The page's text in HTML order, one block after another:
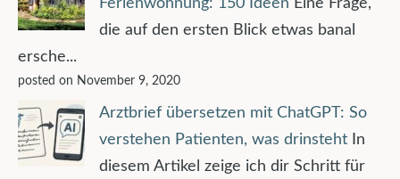
Ferienwohnung: 150 Ideen Eine Frage,
die auf den ersten Blick etwas banal
ersche...
posted on November 9, 2020
Arztbrief übersetzen mit ChatGPT: So
verstehen Patienten, was drinsteht
In
diesem Artikel zeige ich dir Schritt für